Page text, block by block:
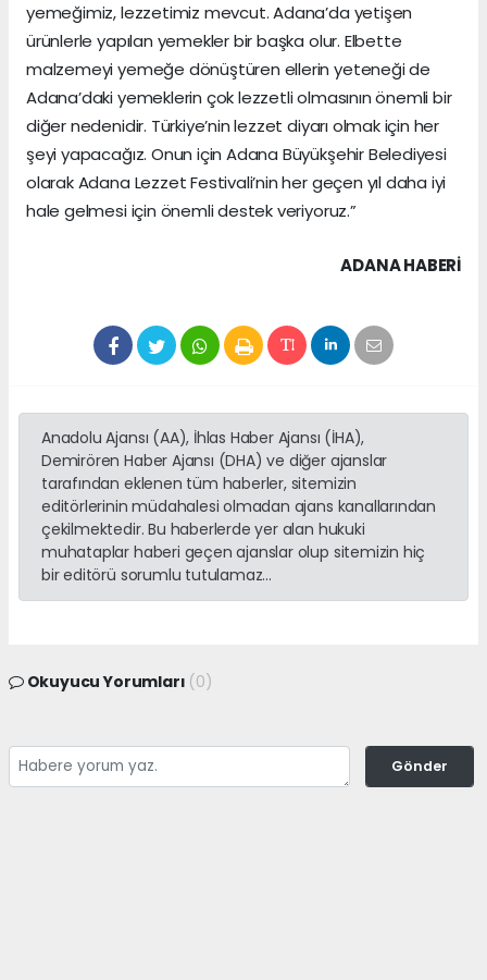
yemeğimiz, lezzetimiz mevcut. Adana’da yetişen
ürünlerle yapılan yemekler bir başka olur. Elbette
malzemeyi yemeğe dönüştüren ellerin yeteneği de
Adana’daki yemeklerin çok lezzetli olmasının önemli bir
diğer nedenidir. Türkiye’nin lezzet diyarı olmak için her
şeyi yapacağız. Onun için Adana Büyükşehir Belediyesi
olarak Adana Lezzet Festivali’nin her geçen yıl daha iyi
hale gelmesi için önemli destek veriyoruz.”
ADANA HABERİ
Anadolu Ajansı (AA), İhlas Haber Ajansı (İHA),
Demirören Haber Ajansı (DHA) ve diğer ajanslar
tarafından eklenen tüm haberler, sitemizin
editörlerinin müdahalesi olmadan ajans kanallarından
çekilmektedir. Bu haberlerde yer alan hukuki
muhataplar haberi geçen ajanslar olup sitemizin hiç
bir editörü sorumlu tutulamaz...
Okuyucu Yorumları (0)
Gönder